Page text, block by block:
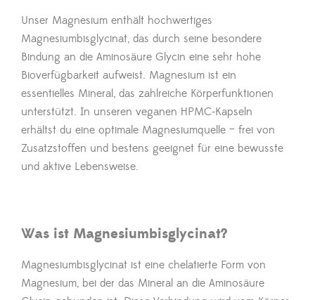
Unser Magnesium enthält hochwertiges
Magnesiumbisglycinat, das durch seine besondere
Bindung an die Aminosäure Glycin eine sehr hohe
Bioverfügbarkeit aufweist. Magnesium ist ein
essentielles Mineral, das zahlreiche Körperfunktionen
unterstützt. In unseren veganen HPMC-Kapseln
erhältst du eine optimale Magnesiumquelle – frei von
Zusatzstoffen und bestens geeignet für eine bewusste
und aktive Lebensweise.
Was ist Magnesiumbisglycinat?
Magnesiumbisglycinat ist eine chelatierte Form von
Magnesium, bei der das Mineral an die Aminosäure